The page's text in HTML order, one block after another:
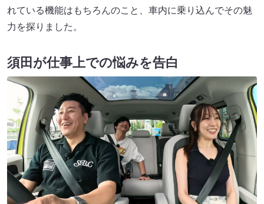
れている機能はもちろんのこと、車内に乗り込んでその魅
力を探りました。
須田が仕事上での悩みを告白